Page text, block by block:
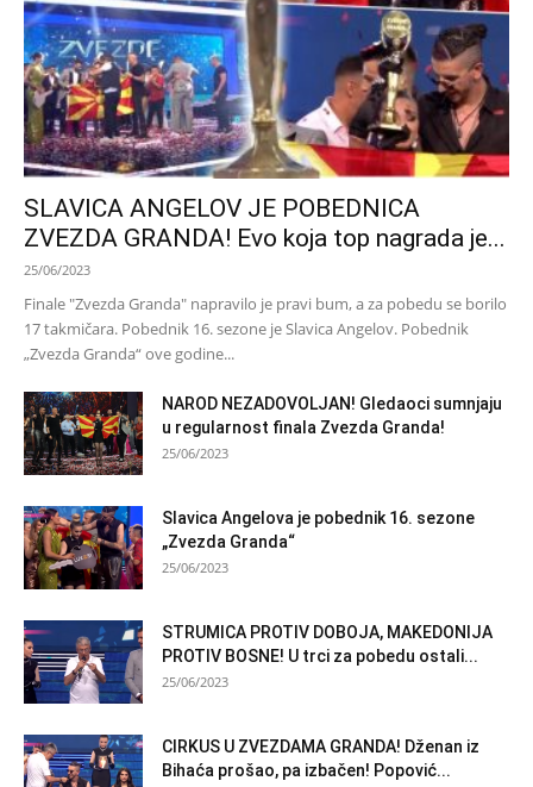
SLAVICA ANGELOV JE POBEDNICA
ZVEZDA GRANDA! Evo koja top nagrada je...
25/06/2023
Finale "Zvezda Granda" napravilo je pravi bum, a za pobedu se borilo
17 takmičara. Pobednik 16. sezone je Slavica Angelov. Pobednik
„Zvezda Granda“ ove godine...
NAROD NEZADOVOLJAN! Gledaoci sumnjaju
u regularnost finala Zvezda Granda!
25/06/2023
Slavica Angelova je pobednik 16. sezone
„Zvezda Granda“
25/06/2023
STRUMICA PROTIV DOBOJA, MAKEDONIJA
PROTIV BOSNE! U trci za pobedu ostali...
25/06/2023
CIRKUS U ZVEZDAMA GRANDA! Dženan iz
Bihaća prošao, pa izbačen! Popović...